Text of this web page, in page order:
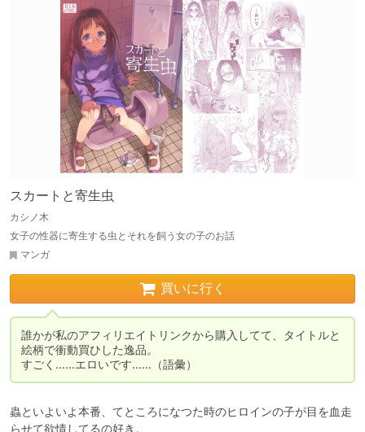
スカートと寄生虫
カシノ木
女子の性器に寄生する虫とそれを飼う女の子のお話
マンガ
買いに行く
誰かが私のアフィリエイトリンクから購入してて、タイトルと
絵柄で衝動買ひした逸品。
すごく……エロいです……（語彙）
蟲といよいよ本番、てところになつた時のヒロインの子が目を血走
らせて欲情してるの好き。